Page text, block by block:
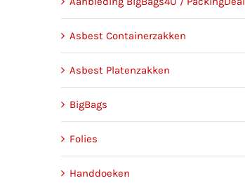
Asbest Containerzakken
Asbest Platenzakken
BigBags
Folies
Handdoeken